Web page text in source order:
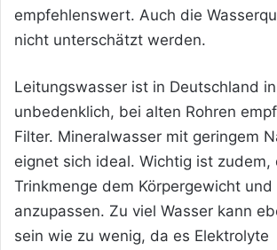
empfehlenswert. Auch die
nicht unterschätzt werden.
Leitungswasser ist in Deutschland
unbedenklich, bei alten Rohren
Filter. Mineralwasser mit geringem
eignet sich ideal. Wichtig ist zudem,
Trinkmenge dem Körpergewicht
anzupassen. Zu viel Wasser kann
sein wie zu wenig, da es Elektrolyte